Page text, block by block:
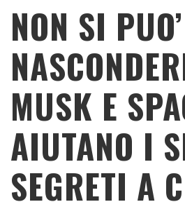
NON SI PUO’
MUSK E
AIUTANO I
SEGRETI A